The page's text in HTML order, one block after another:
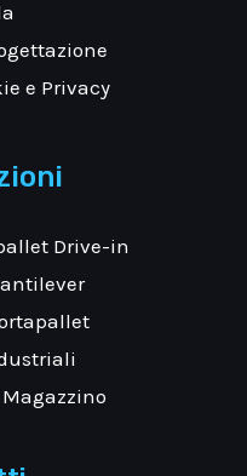
e Privacy
Drive-in